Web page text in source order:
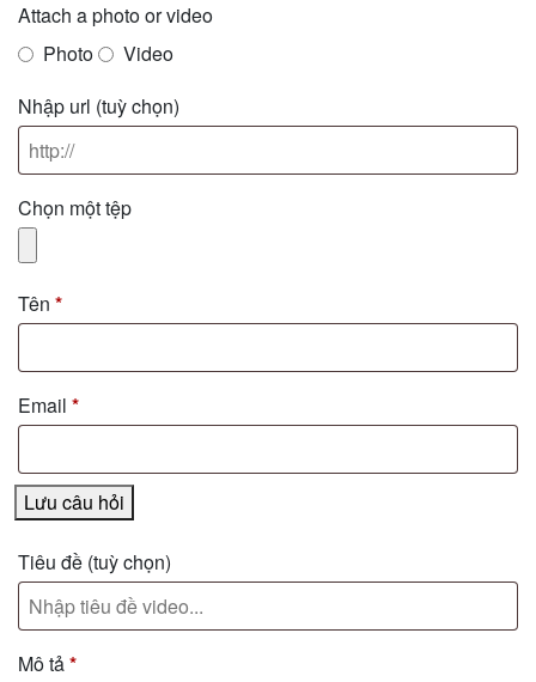
Attach a photo or video
Photo
Video
Nhập url (tuỳ chọn)
Chọn một tệp
Tên *
Email *
Lưu câu hỏi
Tiêu đề (tuỳ chọn)
Mô tả*